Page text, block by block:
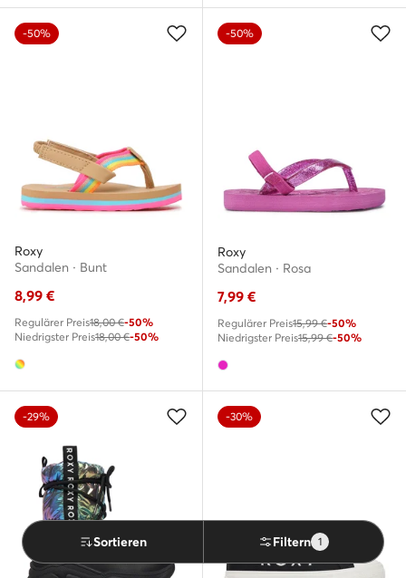
Sortieren Filtern 1
-50%
Roxy
Sandalen · Bunt
8,99 €
Regulärer Preis18,00 €-50%
Niedrigster Preis18,00 €-50%
-50%
Roxy
Sandalen · Rosa
7,99 €
Regulärer Preis15,99 €-50%
Niedrigster Preis15,99 €-50%
-29% -30%